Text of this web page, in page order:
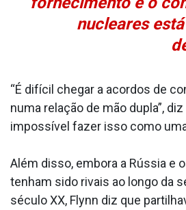
nucleares
“É difícil chegar a acordos de
numa relação de mão dupla”,
impossível fazer isso como
Além disso, embora a Rússia e
tenham sido rivais ao longo da
século XX, Flynn diz que